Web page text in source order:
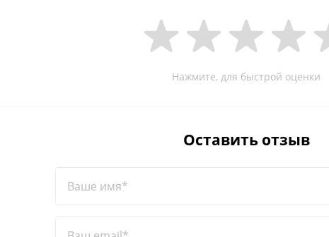
Нажмите, для быстрой оценки
Оставить отзыв
Ваше имя*